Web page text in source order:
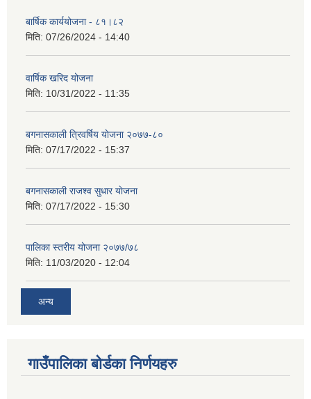
बार्षिक कार्ययोजना - ८१।८२
मिति: 07/26/2024 - 14:40
वार्षिक खरिद योजना
मिति: 10/31/2022 - 11:35
बगनासकाली त्रिवर्षिय याेजना २०७७-८०
मिति: 07/17/2022 - 15:37
बगनासकाली राजश्व सुधार याेजना
मिति: 07/17/2022 - 15:30
पालिका स्तरीय योजना २०७७/७८
मिति: 11/03/2020 - 12:04
अन्य
गाउँपालिका बोर्डका निर्णयहरु